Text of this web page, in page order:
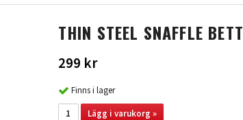
THIN STEEL SNAFFLE BETT
299 kr
Finns i lager
Lägg i varukorg »